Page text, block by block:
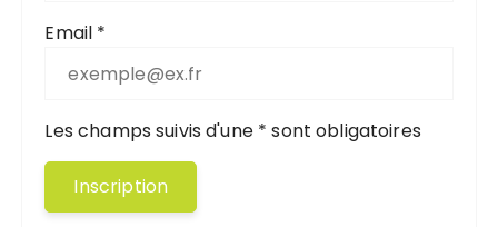
Email *
Les champs suivis d'une * sont obligatoires